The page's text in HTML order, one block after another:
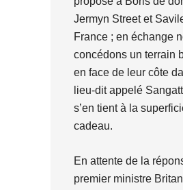
Jermyn Street et
France ; en échange
concédons un terrain
en face de leur côte
lieu-dit appelé
s’en tient à la
cadeau.
En attente de la
premier ministre